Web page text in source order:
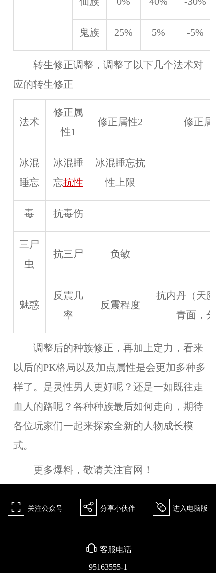
鬼族 25% 5% -5%
转生修正调整，调整了以下几个法术对
应的转生修正
法术
修正属
性1
修正属性2 修正属
冰混
睡忘
冰混睡
忘抗性
冰混睡忘抗
性上限
毒 抗毒伤
三尸
虫
抗三尸 负敏
魅惑
反震几
率
反震程度
抗内丹（天魔
青面，分
调整后的种族修正，再加上定力，看来
以后的PK格局以及加点属性是会更加多种多
样了。是灵性男人更好呢？还是一如既往走
血人的路呢？各种种族最后如何走向，期待
各位玩家们一起来探索全新的人物成长模
式。
更多爆料，敬请关注官网！
򰀁 关注公众号 򰀂 分享小伙伴 򰀄 进入电脑版
򰀃 客服电话
95163555-1